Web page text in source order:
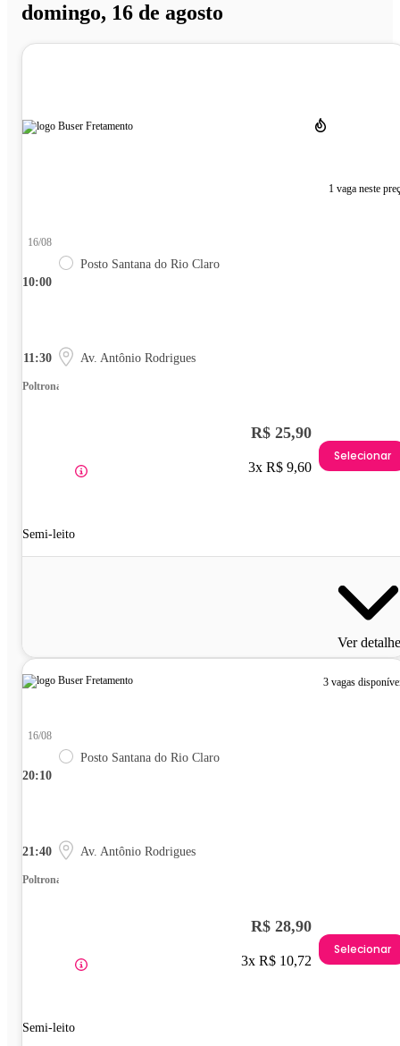
domingo, 16 de agosto
1 vaga neste
10:00
16/08
Posto Santana do Rio Claro
11:30 Av. Antônio Rodrigues
Poltrona
Semi-leito
R$ 25,90
3x R$ 9,60
Selecionar
Ver
3 vagas
20:10
16/08
Posto Santana do Rio Claro
21:40 Av. Antônio Rodrigues
Poltrona
Semi-leito
R$ 28,90
3x R$ 10,72
Selecionar